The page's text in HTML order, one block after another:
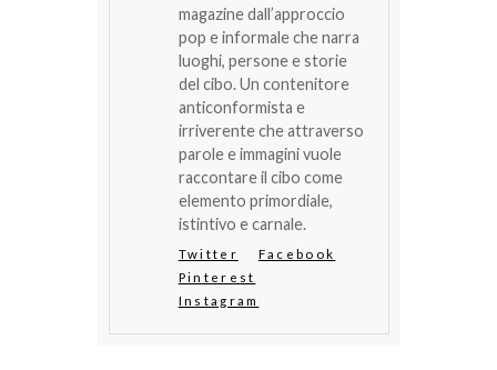
magazine dall’approccio
pop e informale che narra
luoghi, persone e storie
del cibo. Un contenitore
anticonformista e
irriverente che attraverso
parole e immagini vuole
raccontare il cibo come
elemento primordiale,
istintivo e carnale.
Twitter
Facebook
Pinterest
Instagram